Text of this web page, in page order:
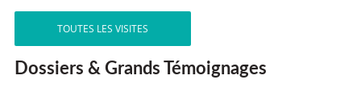
TOUTES LES VISITES
Dossiers & Grands Témoignages